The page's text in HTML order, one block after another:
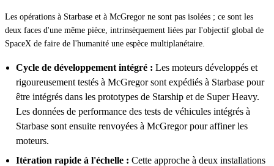
Les opérations à Starbase et à McGregor ne sont pas isolées ; ce sont les
deux faces d'une même pièce, intrinsèquement liées par l'objectif global de
SpaceX de faire de l'humanité une espèce multiplanétaire.
Cycle de développement intégré : Les moteurs développés et
rigoureusement testés à McGregor sont expédiés à Starbase pour
être intégrés dans les prototypes de Starship et de Super Heavy.
Les données de performance des tests de véhicules intégrés à
Starbase sont ensuite renvoyées à McGregor pour affiner les
moteurs.
Itération rapide à l'échelle : Cette approche à deux installations